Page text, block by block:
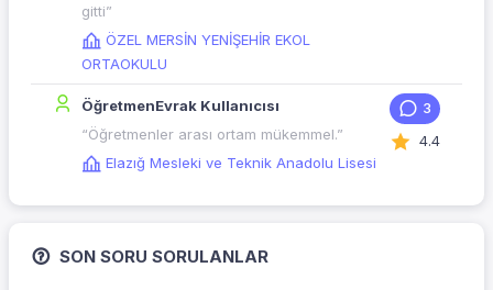
gitti”
ÖZEL MERSİN YENİŞEHİR EKOL
ORTAOKULU
ÖğretmenEvrak Kullanıcısı
“Öğretmenler arası ortam mükemmel.”
Elazığ Mesleki ve Teknik Anadolu Lisesi
3
4.4
SON SORU SORULANLAR